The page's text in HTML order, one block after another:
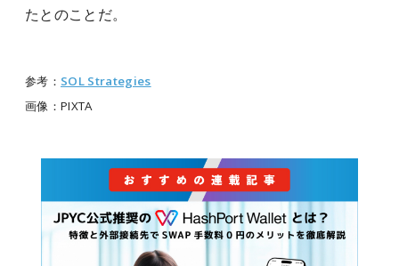
たとのことだ。
参考： SOL Strategies
画像： PIXTA